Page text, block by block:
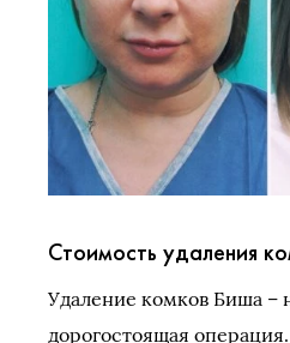
Стоимость удаления
Удаление комков Биша –
дорогостоящая